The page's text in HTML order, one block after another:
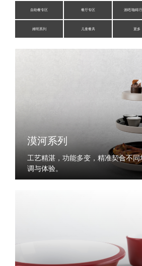
自助餐专区 餐厅专区 酒吧/咖啡
姆明系列 儿童餐具 更多
漠河系列
工艺精湛，功能多变，精准契合不
调与体验。